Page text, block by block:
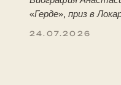
«Герде», приз в
24.07.2026